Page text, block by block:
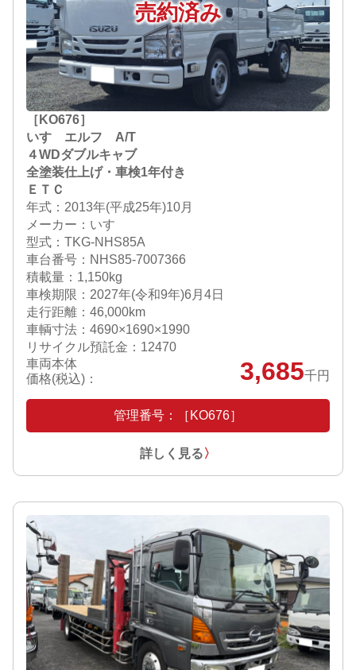
売約済み
［KO676］
いすゞエルフ A/T
４WDダブルキャブ
全塗装仕上げ・車検1年付き
ＥＴＣ
年式：2013年(平成25年)10月
メーカー：いすゞ
型式：TKG-NHS85A
車台番号：NHS85-7007366
積載量：1,150kg
車検期限： 2027年(令和9年)6月4日
走行距離：46,000km
車輌寸法：4690×1690×1990
リサイクル預託金：12470
車両本体
価格(税込)：
3,685千円
管理番号：［KO676］
詳しく見る〉